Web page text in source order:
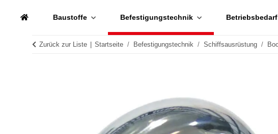
Baustoffe Befestigungstechnik Betriebsbedarf
Zurück zur Liste Startseite Befestigungstechnik Schiffsausrüstung